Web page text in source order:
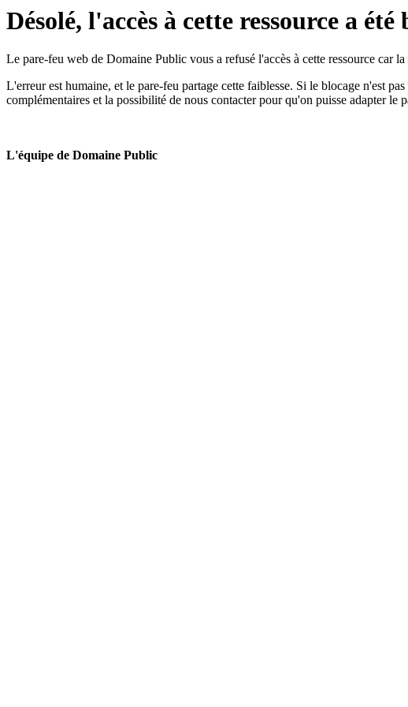
Désolé, l'accès à cette ressource a été
Le pare-feu web de Domaine Public vous a refusé l'accès à cette ressource car
L'erreur est humaine, et le pare-feu partage cette faiblesse. Si le blocage n'est
complémentaires et la possibilité de nous contacter pour qu'on puisse adapter le
L'équipe de Domaine Public